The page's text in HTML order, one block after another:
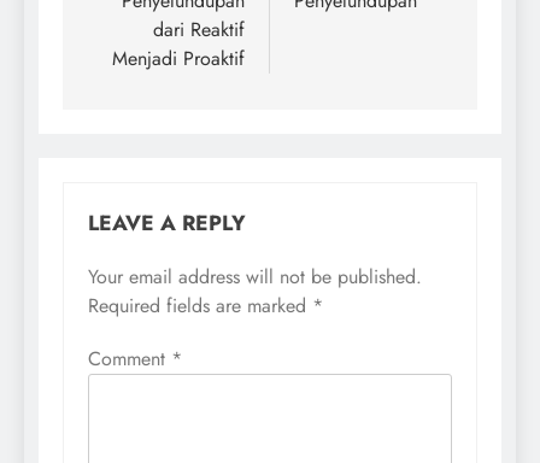
dari Reaktif
Menjadi Proaktif
LEAVE A REPLY
Your email address will not be published.
Required fields are marked *
Comment *